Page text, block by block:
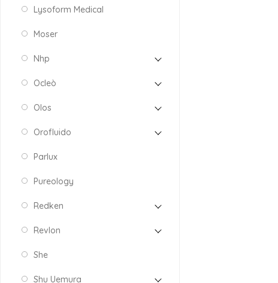
Lysoform Medical
Moser
Nhp
Ocleò
Olos
Orofluido
Parlux
Pureology
Redken
Revlon
She
Shu Uemura